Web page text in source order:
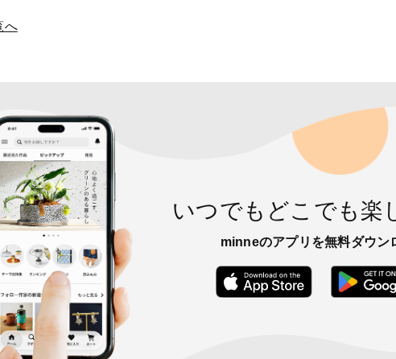
へ
いつでもどこでも楽
minneのアプリを無料ダウン
App Store か